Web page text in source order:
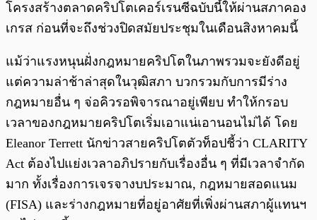
โครงสร้างตลาดคริปโตเคอร์เรนซีฉบับนี้ให้ผ่านสภาคอง
เกรส ก่อนที่จะถึงช่วงปิดสมัยประชุมในเดือนสิงหาคมนี้
แม้ว่าแรงหนุนฝั่งกฎหมายคริปโตในภาพรวมจะยังดีอยู่
แต่ความล่าช้าล่าสุดในวุฒิสภา บวกรวมกับการมีร่าง
กฎหมายอื่น ๆ จ่อคิวรอพิจารณาอยู่เพียบ ทำให้กรอบ
เวลาของกฎหมายคริปโตเริ่มเอาแน่เอานอนไม่ได้ โดย
Eleanor Terrett นักข่าวสายคริปโตตัวท็อปชี้ว่า CLARITY
Act ต้องไปแย่งเวลาอภิปรายกับเรื่องอื่น ๆ ที่มีเวลาจำกัด
มาก ทั้งเรื่องการเจรจางบประมาณ, กฎหมายสอดแนม
(FISA) และร่างกฎหมายที่อยู่อาศัยที่เพิ่งผ่านสภาผู้แทนฯ